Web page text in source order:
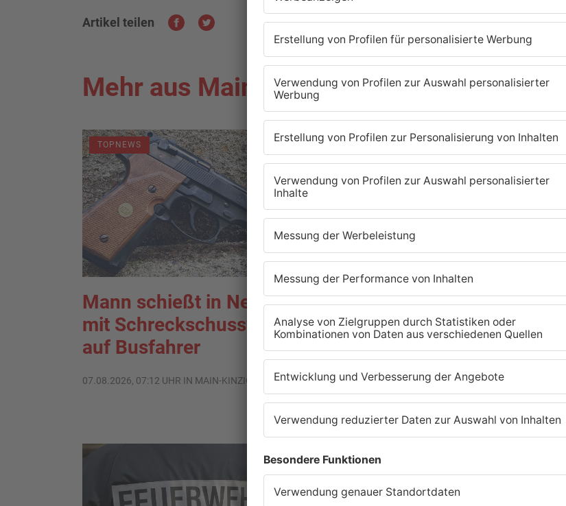
Artikel teilen
Mehr aus Main-Kinzig-Kreis
TOPNEWS
Mann schießt in Neuberg
mit Schreckschusswaffe
auf Busfahrer
07.08.2026, 07:12 UHR IN MAIN-KINZIG-KREIS
Schwerer Unfall zwischen
Langenselbolder Dreieck
und Hanauer Kreuz
07.08.2026, 07:07 UHR IN MAIN-KINZIG-KREIS